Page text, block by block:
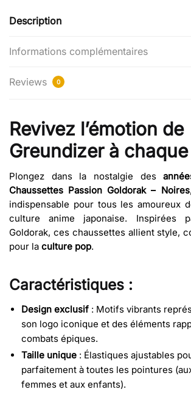
Description
Informations complémentaires
Reviews 0
Revivez l’émotion de
Greundizer à
Plongez dans la nostalgie des
Chaussettes Passion Goldorak – Noires
indispensable pour tous les amoureux
culture anime japonaise. Inspirées
Goldorak, ces chaussettes allient style,
pour la culture pop.
Caractéristiques :
Design exclusif : Motifs vibrants
son logo iconique et des éléments
combats épiques.
Taille unique : Élastiques ajustables
parfaitement à toutes les pointures
femmes et aux enfants).